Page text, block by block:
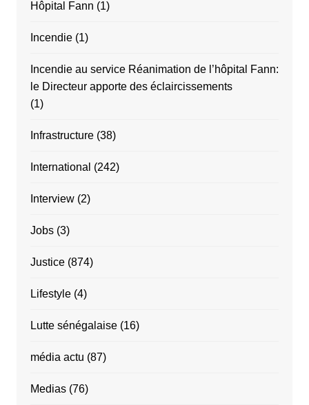
Hôpital Fann (1)
Incendie(1)
Incendie au service Réanimation de l’hôpital Fann:
le Directeur apporte des éclaircissements
(1)
Infrastructure(38)
International (242)
Interview(2)
Jobs(3)
Justice(874)
Lifestyle(4)
Lutte sénégalaise(16)
média actu (87)
Medias(76)